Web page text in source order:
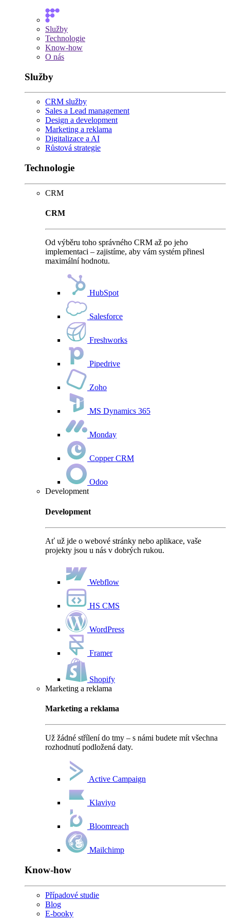
Služby
Technologie
Know-how
O nás
Služby
CRM služby
Sales a Lead management
Design a development
Marketing a reklama
Digitalizace a AI
Růstová strategie
Technologie
CRM
CRM
Od výběru toho správného CRM až po jeho
implementaci – zajistíme, aby vám systém přinesl
maximální hodnotu.
HubSpot
Salesforce
Freshworks
Pipedrive
Zoho
MS Dynamics 365
Monday
Copper CRM
Odoo
Development
Development
Ať už jde o webové stránky nebo aplikace, vaše
projekty jsou u nás v dobrých rukou.
Webflow
HS CMS
WordPress
Framer
Shopify
Marketing a reklama
Marketing a reklama
Už žádné střílení do tmy – s námi budete mít všechna
rozhodnutí podložená daty.
Active Campaign
Klaviyo
Bloomreach
Mailchimp
Know-how
Případové studie
Blog
E-booky